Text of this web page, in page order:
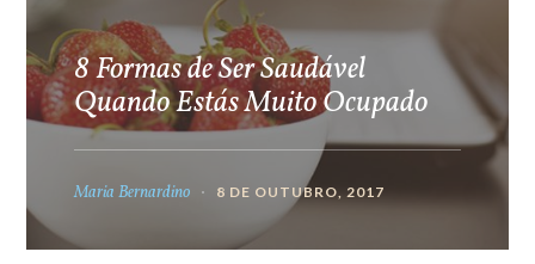
8 Formas de Ser Saudável
Quando Estás Muito Ocupado
Maria Bernardino 8 DE OUTUBRO, 2017